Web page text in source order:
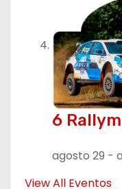
6
agosto 29 -
View All Eventos